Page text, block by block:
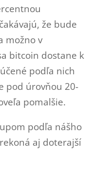
že bude
možno v
bitcoin dostane k
podľa nich
pod úrovňou 20-
pomalšie.
podľa nášho
aj doterajší